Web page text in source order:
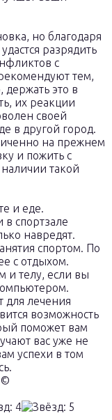
но благодаря
разрядить
с
тем,
держать это в
их реакции
своей
в другой город.
на прежнем
и пожить с
такой
и еде.
спортзале
навредят.
спортом. По
с отдыхом.
и телу, если вы
для лечения
возможность
поможет вам
вас уже не
успехи в том
©